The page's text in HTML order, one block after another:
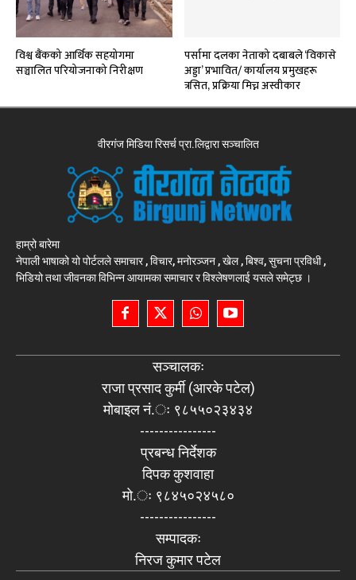
विश्व बैंकको आर्थिक सहयोगमा
सञ्चालित परियोजनाको निरीक्षण
पर्सामा दलका नेताको दबाबले ‘विकासे
अड्डा’ प्रभावित/ कार्यालय प्रमुखहरू
त्रसित, प्रक्रिया मिच्न अस्वीकार
वीरगंज मिडिया रिसर्च प्रा.लिद्वारा सञ्चालित
हाम्रो बारेमा
नेपाली भाषाको यो पोर्टलले समाचार , विचार, मनोरञ्जन , खेल , बिश्व, सुचना प्रविधी ,
भिडियो तथा जीवनका विभिन्न आयामका समाचार र विश्लेषणलाई यसले समेट्छ ।
सञ्चालकः
राजा प्रसाद कुर्मी (आरके पटेल)
मोबाइल नं.ः ९८५५०२३४३४
----------------
प्रबन्ध निर्देशक
दिपक कुशवाहा
मो.ः ९८४५०२४५८०
----------------
सम्पादकः
निरज कुमार पटेल